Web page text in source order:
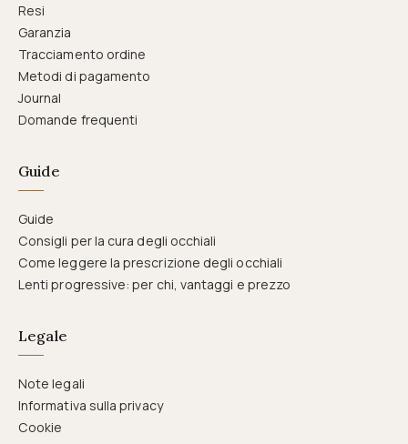
Resi
Garanzia
Tracciamento ordine
Metodi di pagamento
Journal
Domande frequenti
Guide
Guide
Consigli per la cura degli occhiali
Come leggere la prescrizione degli occhiali
Lenti progressive: per chi, vantaggi e prezzo
Legale
Note legali
Informativa sulla privacy
Cookie